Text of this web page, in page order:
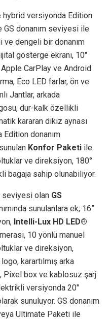
hybrid versiyonda Edition
donanım seviyesi ile
ve dengeli bir donanım
gösterge ekranı, 10″
CarPlay ve Android
Eco LED farlar, ön ve
Jantlar, arkada
dur-kalk özellikli
kararan dikiz aynası
donanım
Konfor Paketi ile
ve direksiyon, 180°
bagaja sahip olunabiliyor.
seviyesi olan GS
sunulanlara ek; 16”
Intelli-Lux HD LED®
10 yönlü manuel
ve direksiyon,
karartılmış arka
Pixel box ve kablosuz şarj
versiyonda 20″
sunuluyor. GS donanım
Ultimate Paketi ile